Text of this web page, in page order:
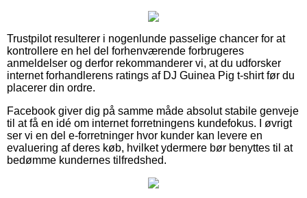
Trustpilot resulterer i nogenlunde passelige chancer for at
kontrollere en hel del forhenværende forbrugeres
anmeldelser og derfor rekommanderer vi, at du udforsker
internet forhandlerens ratings af DJ Guinea Pig t-shirt før du
placerer din ordre.
Facebook giver dig på samme måde absolut stabile genveje
til at få en idé om internet forretningens kundefokus. I øvrigt
ser vi en del e-forretninger hvor kunder kan levere en
evaluering af deres køb, hvilket ydermere bør benyttes til at
bedømme kundernes tilfredshed.